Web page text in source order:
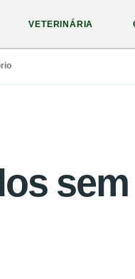
VETERINÁRIA